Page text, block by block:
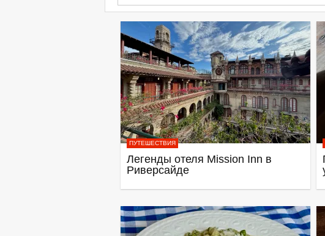
ПУТЕШЕСТВИЯ
Легенды отеля Mission Inn в
Риверсайде